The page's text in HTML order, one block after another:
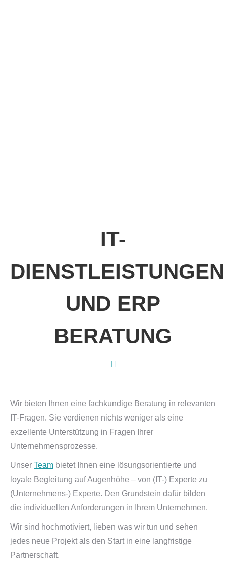
IT-
DIENSTLEISTUNGEN
UND ERP
BERATUNG
Wir bieten Ihnen eine fachkundige Beratung in relevanten
IT-Fragen. Sie verdienen nichts weniger als eine
exzellente Unterstützung in Fragen Ihrer
Unternehmensprozesse.
Unser Team bietet Ihnen eine lösungsorientierte und
loyale Begleitung auf Augenhöhe – von (IT-) Experte zu
(Unternehmens-) Experte. Den Grundstein dafür bilden
die individuellen Anforderungen in Ihrem Unternehmen.
Wir sind hochmotiviert, lieben was wir tun und sehen
jedes neue Projekt als den Start in eine langfristige
Partnerschaft.